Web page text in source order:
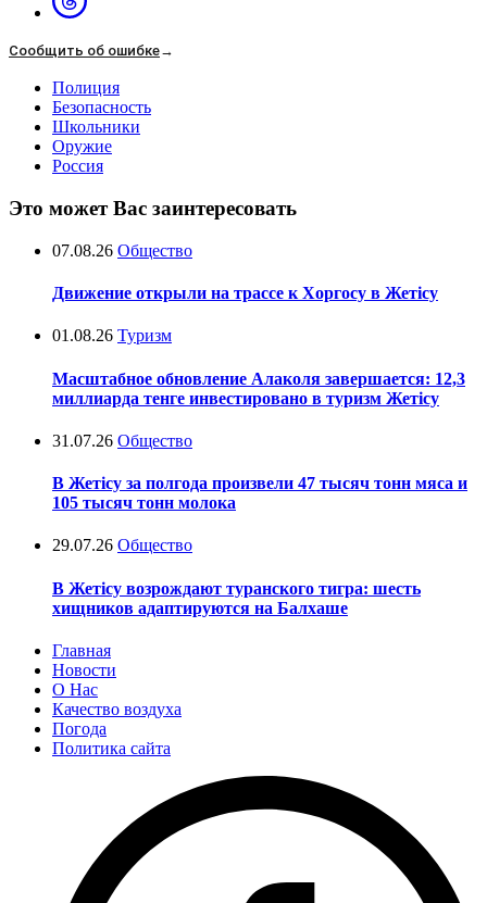
Сообщить об ошибке→
Полиция
Безопасность
Школьники
Оружие
Россия
Это может Вас заинтересовать
07.08.26 Общество
Движение открыли на трассе к Хоргосу в Жетісу
01.08.26 Туризм
Масштабное обновление Алаколя завершается: 12,3
миллиарда тенге инвестировано в туризм Жетісу
31.07.26 Общество
В Жетісу за полгода произвели 47 тысяч тонн мяса и
105 тысяч тонн молока
29.07.26 Общество
В Жетісу возрождают туранского тигра: шесть
хищников адаптируются на Балхаше
Главная
Новости
О Нас
Качество воздуха
Погода
Политика сайта